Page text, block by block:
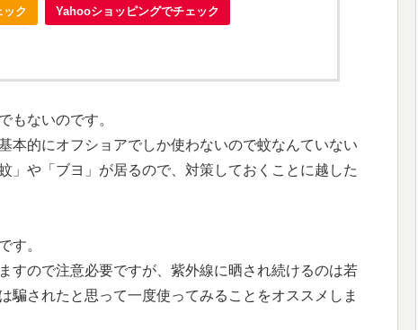
ク Yahooショッピングでチェック
もないのです。
本的にオフショアでしか使わないので蚊なんていない
」や「ブヨ」が居るので、対策しておくことに越した
す。
すので注意必要ですが、紫外線に晒され続けるのは若
されたと思って一度使ってみることをオススメしま